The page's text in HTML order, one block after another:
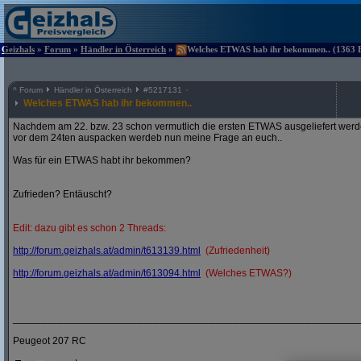
Geizhals » Forum » Händler in Österreich » Welches ETWAS hab ihr bekommen.. (1363
^ Forum Händler in Österreich #5217131
Welches ETWAS hab ihr bekommen..
Nachdem am 22. bzw. 23 schon vermutlich die ersten ETWAS ausgeliefert
vor dem 24ten auspacken werdeb nun meine Frage an euch..
Was für ein ETWAS habt ihr bekommen?
Zufrieden? Entäuscht?
Edit: dazu gibt es schon 2 Threads:
http://forum.geizhals.at/admin/t613139.html
(Zufriedenheit)
http://forum.geizhals.at/admin/t613094.html (Welches ETWAS?)
Peugeot 207 RC